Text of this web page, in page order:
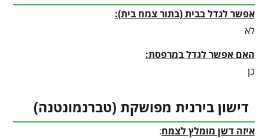
אפשר לגדל בבית (בתור צמח בית):
לא
האם אפשר לגדל במרפסת:
כן
דישון בירנית מפושקת (טברנמונטנה)
איזה דשן מומלץ לצמח: